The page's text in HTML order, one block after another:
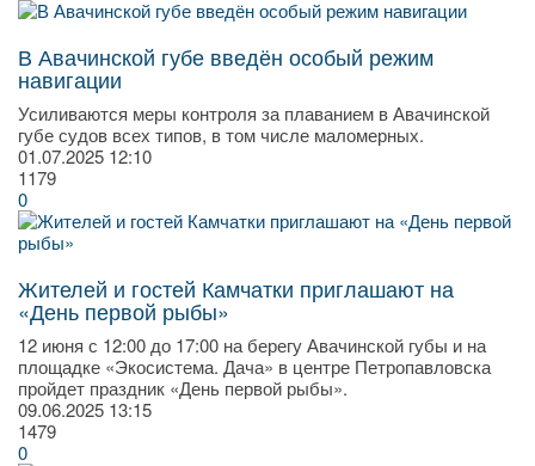
В Авачинской губе введён особый режим
навигации
Усиливаются меры контроля за плаванием в Авачинской
губе судов всех типов, в том числе маломерных.
01.07.2025 12:10
1179
0
Жителей и гостей Камчатки приглашают на
«День первой рыбы»
​12 июня с 12:00 до 17:00 на берегу Авачинской губы и на
площадке «Экосистема. Дача» в центре Петропавловска
пройдет праздник «День первой рыбы».
09.06.2025 13:15
1479
0